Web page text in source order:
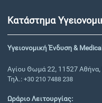
Κατάστημα
Υγειονομική Ένδυση &
Αγίου Θωμά 22, 11527 Αθήνα,
Τηλ.: +30 210 7488 238
Ωράριο Λειτουργίας: